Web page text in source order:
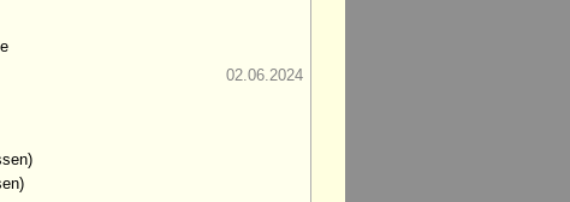
02.06.2024